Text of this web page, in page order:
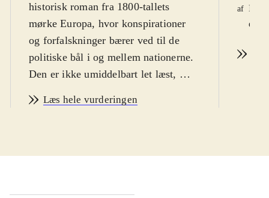
historisk roman fra 1800-tallets
mørke Europa, hvor konspirationer
og forfalskninger bærer ved til de
politiske bål i og mellem nationerne.
Den er ikke umiddelbart let læst, men
læsere, der elsker at lade sig udfordre
hovedperson og samtidig eneste
livshistorie der løber som romanens
Læs hele vurderingen
af
d.